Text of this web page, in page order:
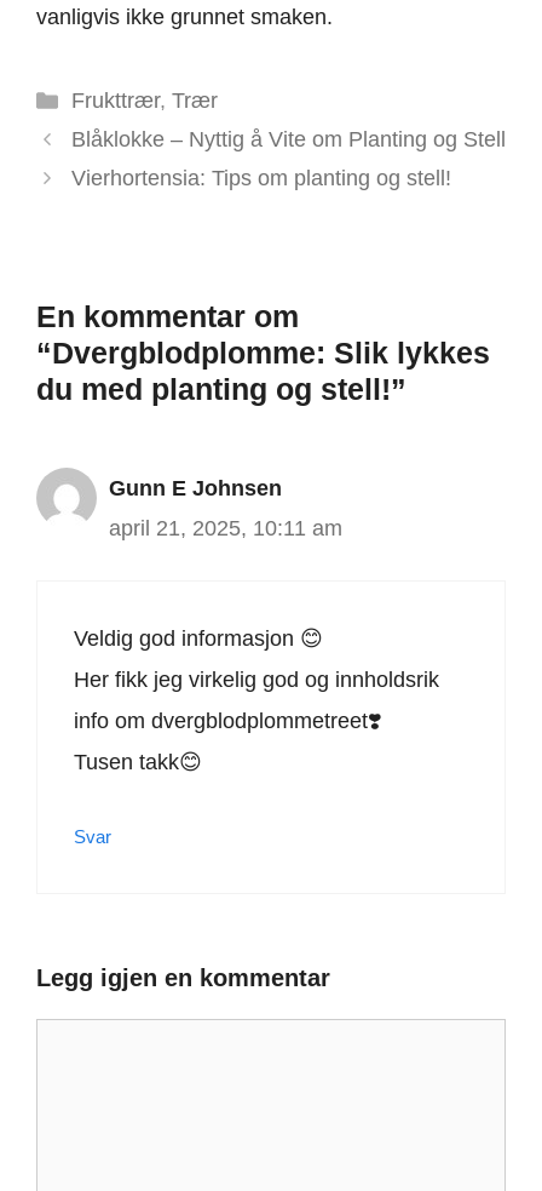
vanligvis ikke grunnet smaken.
Kategorier
Frukttrær, Trær
Blåklokke – Nyttig å Vite om Planting og Stell
Vierhortensia: Tips om planting og stell!
En kommentar om
“Dvergblodplomme: Slik lykkes
du med planting og stell!”
Gunn E Johnsen
april 21, 2025, 10:11 am
Veldig god informasjon 😊
Her fikk jeg virkelig god og innholdsrik
info om dvergblodplommetreet❣️
Tusen takk😊
Svar
Legg igjen en kommentar